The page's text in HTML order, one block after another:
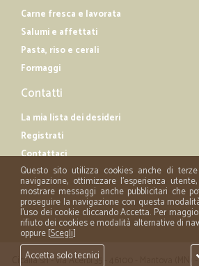
Carne fresca e lavorata
Salumi e affettati
Pasta, riso e cerali
Formaggi
Contatti
La mia lista dei desideri
Registrati
Contattaci
Cicalia srl - via Acerbi 35 - 46100 - Mantova (MN)
Questo sito utilizza cookies anche di
navigazione, ottimizzare l'esperienza
mostrare messaggi anche pubblicitari che
proseguire la navigazione con questa
l'uso dei cookie cliccando Accetta. Per
rifiuto dei cookies e modalità alternative di
oppure [Scegli]
Accetta solo tecnici